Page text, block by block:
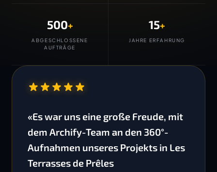
500+
ABGESCHLOSSENE
AUFTRÄGE
15+
JAHRE ERFAHRUNG
«Es war uns eine große Freude, mit
dem Archify-Team an den 360°-
Aufnahmen unseres Projekts in Les
Terrasses de Prêles